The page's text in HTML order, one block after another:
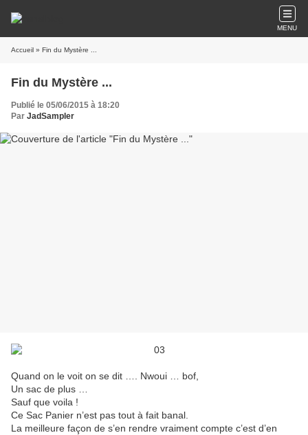
MENU
Accueil » Fin du Mystère ...
Fin du Mystère ...
Publié le 05/06/2015 à 18:20
Par JadSampler
Quand on le voit on se dit …. Nwoui … bof,
Un sac de plus …
Sauf que voila !
Ce Sac Panier n’est pas tout à fait banal.
La meilleure façon de s’en rendre vraiment compte c’est d’en